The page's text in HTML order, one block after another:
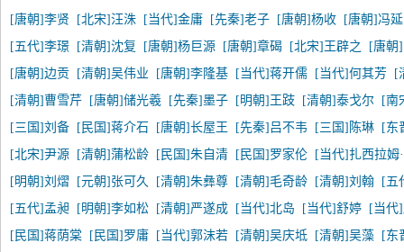
[唐朝]李贤
[北宋]汪洙 [当代]金庸 [先秦]老子 [唐朝]杨收
[唐朝]冯
[五代]李璟
[清朝]沈复 [唐朝]杨巨源 [唐朝]章碣 [北宋]王辟之
[唐朝
[唐朝]边贡
[清朝]吴伟业 [唐朝]李隆基 [当代]蒋开儒 [当代]何其芳
[
[清朝]曹雪芹
[唐朝]储光羲 [先秦]墨子 [明朝]王跂 [清朝]泰戈尔
[南
[三国]刘备
[民国]蒋介石 [唐朝]长屋王 [先秦]吕不韦 [三国]陈琳
[东
[北宋]尹源
[清朝]蒲松龄 [民国]朱自清 [民国]罗家伦
[当代]扎西拉
[明朝]刘熠
[元朝]张可久 [清朝]朱彝尊 [清朝]毛奇龄 [清朝]刘翰
[五
[五代]孟昶
[明朝]李如松 [清朝]严遂成 [当代]北岛 [当代]舒婷
[当代
[民国]蒋荫棠
[民国]罗庸 [当代]郭沫若 [清朝]吴庆坻 [清朝]吴藻
[东